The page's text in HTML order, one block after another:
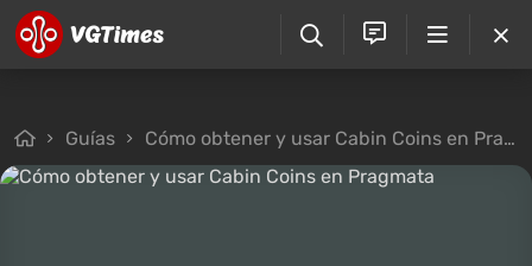
Guías Cómo obtener y usar Cabin Coins en Pragmata